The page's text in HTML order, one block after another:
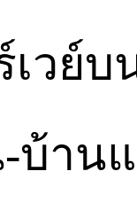
เวย์
านแ